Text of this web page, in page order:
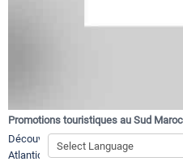
Promotions touristiques au Sud Maroc
Découvrir les promotion touristiques
Atlantique